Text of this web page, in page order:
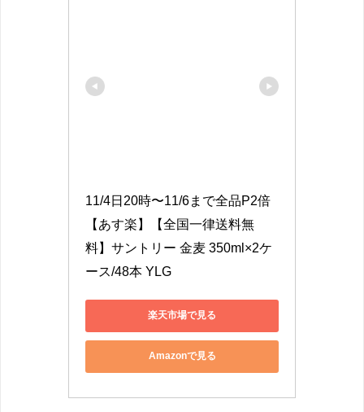
11/4日20時〜11/6まで全品P2倍
【あす楽】【全国一律送料無
料】サントリー 金麦 350ml×2ケ
ース/48本 YLG
楽天市場で見る
Amazonで見る